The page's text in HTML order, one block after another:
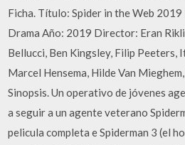
Ficha. Título: Spider in the Web
Drama Año: 2019 Director: Eran
Bellucci, Ben Kingsley, Filip Peeters,
Marcel Hensema, Hilde Van
Sinopsis. Un operativo de jóvenes
a seguir a un agente veterano
pelicula completa e Spiderman 3 (el